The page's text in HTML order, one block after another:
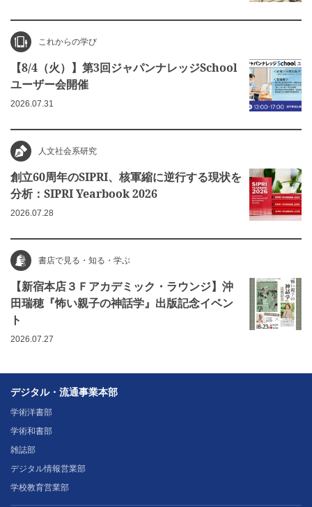
これからの学び
【8/4（火）】第3回ジャパンナレッジSchool
ユーザー会開催
2026.07.31
人文社会系研究
創立60周年のSIPRI、核軍縮に逆行する現状を
分析：SIPRI Yearbook 2026
2026.07.28
書店で見る・知る・学ぶ
【新宿本店３Ｆアカデミック・ラウンジ】沖
田瑞穂『怖い親子の神話学』出版記念イベン
ト
2026.07.27
デジタル・流通事業本部
学術洋書部
学術和書部
雑誌部
デジタル情報営業部
学校教育営業部